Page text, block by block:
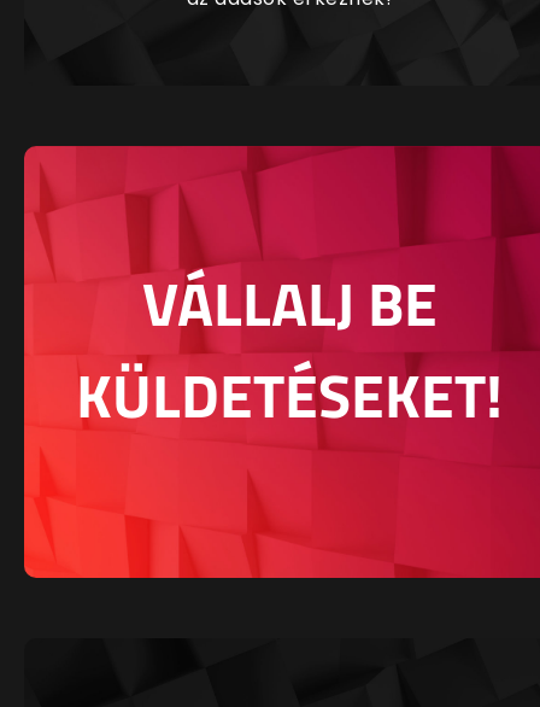
VÁLLALJ BE
KÜLDETÉSEKET!